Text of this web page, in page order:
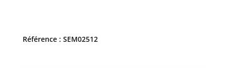
Référence : SEM02512